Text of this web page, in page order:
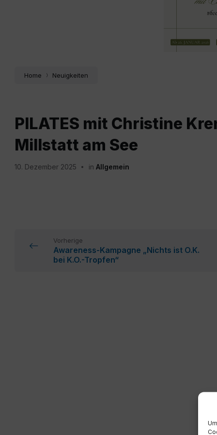
Home Neuigkeiten
PILATES mit Christine
Millstatt am See
10. Dezember 2025 in Allgemein
Vorherige
Awareness-Kampagne „Nichts ist O.K.
bei K.O.-Tropfen“